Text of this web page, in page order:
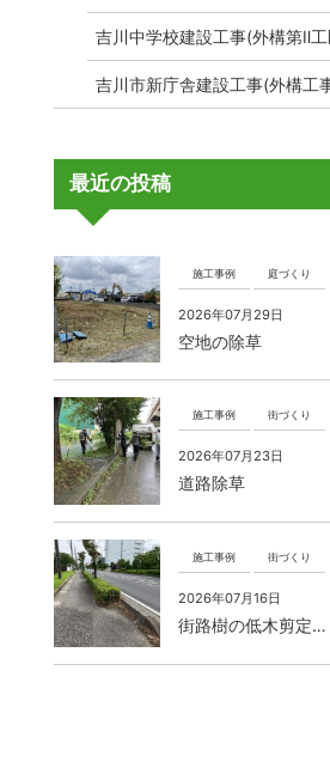
吉川中学校建設工事(外構第Ⅱ
吉川市新庁舎建設工事(外構工
最近の投稿
施工事例 庭づくり
2026年07月29日
空地の除草
施工事例 街づくり
2026年07月23日
道路除草
施工事例 街づくり
2026年07月16日
街路樹の低木剪定…